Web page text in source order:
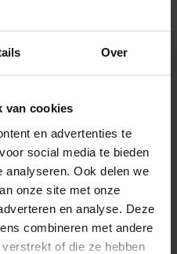
Over
van cookies
en advertenties te
social media te bieden
analyseren. Ook delen we
onze site met onze
en analyse. Deze
combineren met andere
of die ze hebben
ou irritant
Panier d'achat
de livraison